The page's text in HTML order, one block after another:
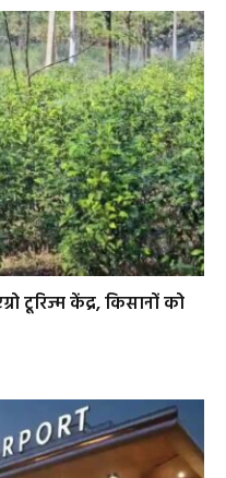
टूरिज्म केंद्र, किसानों को